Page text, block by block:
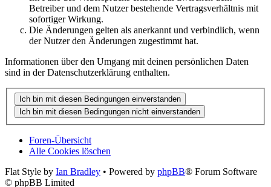
Betreiber und dem Nutzer bestehende Vertragsverhältnis mit
sofortiger Wirkung.
Die Änderungen gelten als anerkannt und verbindlich, wenn
der Nutzer den Änderungen zugestimmt hat.
Informationen über den Umgang mit deinen persönlichen Daten
sind in der Datenschutzerklärung enthalten.
Foren-Übersicht
Alle Cookies löschen
Flat Style by Ian Bradley • Powered by phpBB® Forum Software
© phpBB Limited